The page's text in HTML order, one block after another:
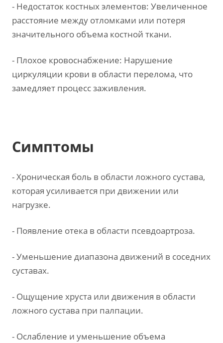
- Недостаток костных элементов: Увеличенное
расстояние между отломками или потеря
значительного объема костной ткани.
- Плохое кровоснабжение: Нарушение
циркуляции крови в области перелома, что
замедляет процесс заживления.
Симптомы
- Хроническая боль в области ложного сустава,
которая усиливается при движении или
нагрузке.
- Появление отека в области псевдоартроза.
- Уменьшение диапазона движений в соседних
суставах.
- Ощущение хруста или движения в области
ложного сустава при палпации.
- Ослабление и уменьшение объема